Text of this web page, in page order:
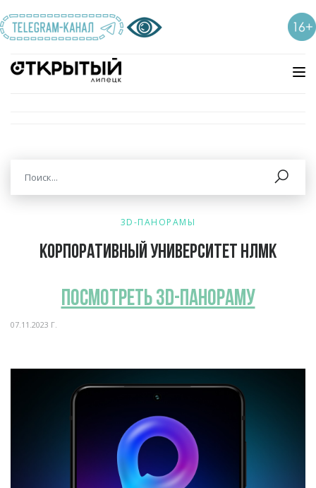
3D-ПАНОРАМЫ
Корпоративный университет НЛМК
ПОСМОТРЕТЬ 3D-панораму
07.11.2023 Г.